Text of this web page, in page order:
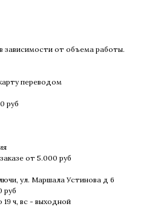
зависимости от объема работы.
переводом
руб
от 5.000 руб
ул. Маршала Устинова д 6
руб
19 ч, вс - выходной